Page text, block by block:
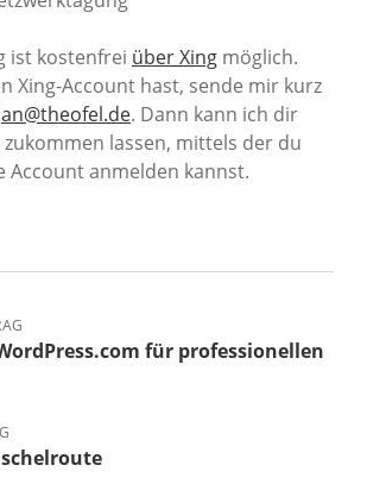
ist kostenfrei über Xing möglich.
Xing-Account hast, sende mir kurz
. Dann kann ich dir
zukommen lassen, mittels der du
Account anmelden kannst.
für professionellen